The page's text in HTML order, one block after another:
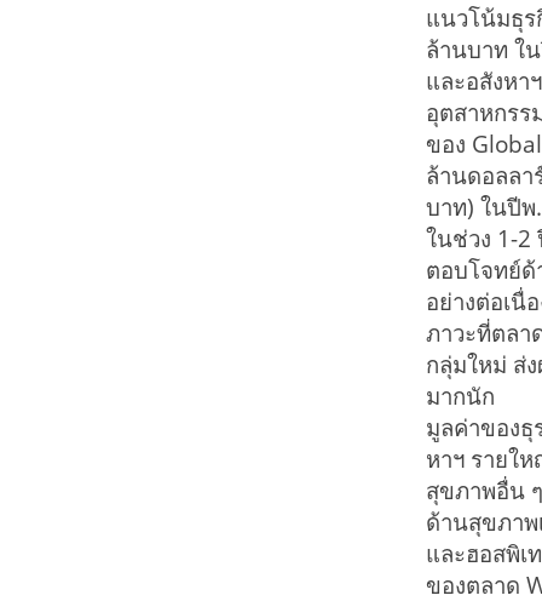
แนวโน้มธุร
ล้านบาท ใ
และอสังหา
อุตสาหกรร
ของ
ล้านดอลลา
บาท) ในปีพ
ในช่วง 1-2
ตอบโจทย์
อย่างต่อเนื่
ภาวะที่ตลา
กลุ่มใหม่ ส่
มากนัก
มูลค่าของธุ
หาฯ รายใ
สุขภาพอื่น
ด้านสุขภาพ
และฮอสพิเ
ของตลาด